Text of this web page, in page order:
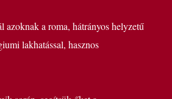
a roma, hátrányos helyzetű
lakhatással, hasznos